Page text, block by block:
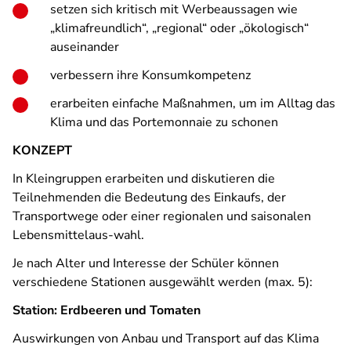
setzen sich kritisch mit Werbeaussagen wie
„klimafreundlich“, „regional“ oder „ökologisch“
auseinander
verbessern ihre Konsumkompetenz
erarbeiten einfache Maßnahmen, um im Alltag das
Klima und das Portemonnaie zu schonen
KONZEPT
In Kleingruppen erarbeiten und diskutieren die
Teilnehmenden die Bedeutung des Einkaufs, der
Transportwege oder einer regionalen und saisonalen
Lebensmittelaus-wahl.
Je nach Alter und Interesse der Schüler können
verschiedene Stationen ausgewählt werden (max. 5):
Station: Erdbeeren und Tomaten
Auswirkungen von Anbau und Transport auf das Klima